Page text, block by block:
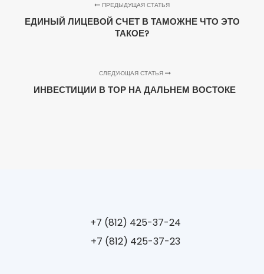
ПРЕДЫДУЩАЯ СТАТЬЯ
ЕДИНЫЙ ЛИЦЕВОЙ СЧЕТ В ТАМОЖНЕ ЧТО ЭТО
ТАКОЕ?
СЛЕДУЮЩАЯ СТАТЬЯ
ИНВЕСТИЦИИ В ТОР НА ДАЛЬНЕМ ВОСТОКЕ
+7 (812) 425-37-24
+7 (812) 425-37-23